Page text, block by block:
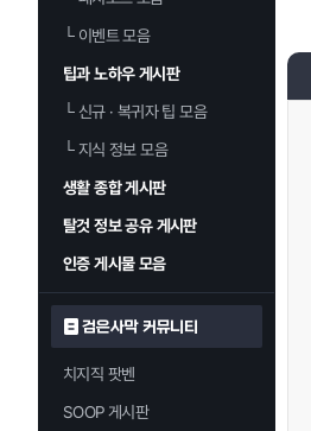
└이벤트 모음
팁과 노하우 게시판
└신규 · 복귀자 팁 모음
└지식 정보 모음
생활 종합 게시판
탈것 정보 공유 게시판
인증 게시물 모음
검은사막 커뮤니티
치지직 팟벤
SOOP 게시판